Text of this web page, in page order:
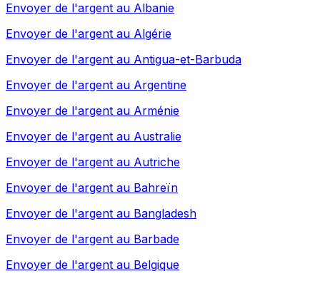
Envoyer de l'argent au Albanie
Envoyer de l'argent au Algérie
Envoyer de l'argent au Antigua-et-Barbuda
Envoyer de l'argent au Argentine
Envoyer de l'argent au Arménie
Envoyer de l'argent au Australie
Envoyer de l'argent au Autriche
Envoyer de l'argent au Bahreïn
Envoyer de l'argent au Bangladesh
Envoyer de l'argent au Barbade
Envoyer de l'argent au Belgique